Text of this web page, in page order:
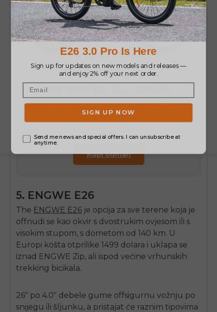
ENGWE
Kupi odmah
5. ENGWE E26
The ENGWE E26 je opcija za sve terene koja je
offnudi se kao okvir s dvostrukim ovjesom ili s
visokim stupom, s dometom od 140 km. U
Europi košta otprilike 1499 dolara i uklapa se
iznad ENGWE Zip, ali ispod većine vrhunskih
trekking bicikala.
26" po 4.0" debele gume offsigurnu vožnju po
snijegu ili šljunku, a pristajat će raznim tipovima